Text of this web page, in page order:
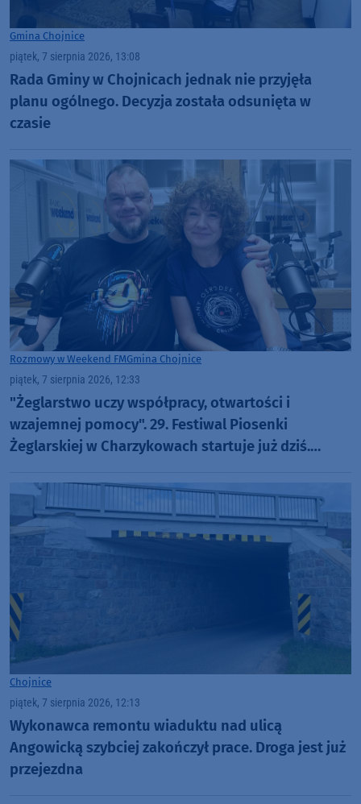
Gmina Chojnice
piątek, 7 sierpnia 2026, 13:08
Rada Gminy w Chojnicach jednak nie przyjęła
planu ogólnego. Decyzja została odsunięta w
czasie
Rozmowy w Weekend FMGmina Chojnice
piątek, 7 sierpnia 2026, 12:33
"Żeglarstwo uczy współpracy, otwartości i
wzajemnej pomocy". 29. Festiwal Piosenki
Żeglarskiej w Charzykowach startuje już dziś.
Chojnice
piątek, 7 sierpnia 2026, 12:13
Wykonawca remontu wiaduktu nad ulicą
Angowicką szybciej zakończył prace. Droga jest już
przejezdna